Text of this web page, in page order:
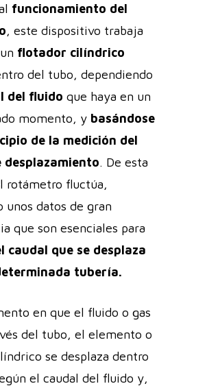
funcionamiento del
, este dispositivo trabaja
flotador cilíndrico
del tubo, dependiendo
del fluido que haya en un
momento, y basándose
de la medición del
desplazamiento. De esta
rotámetro fluctúa,
unos datos de gran
que son esenciales para
caudal que se desplaza
tubería.
en que el fluido o gas
del tubo, el elemento o
se desplaza dentro
el caudal del fluido y,